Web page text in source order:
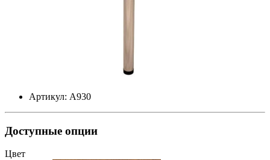
Артикул: А930
Доступные опции
Цвет